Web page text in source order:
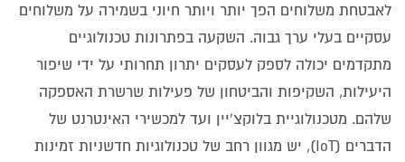
לאבטחת משלוחים הפך יותר ויותר חיוני בשמירה על משלוחים
עסקיים בעלי ערך גבוה. השקעה בפתרונות טכנולוגיים
מתקדמים יכולה לספק לעסקים יתרון תחרותי על ידי שיפור
היעילות, השקיפות והביטחון של פעילות שרשרת האספקה
שלהם. מטכנולוגיית בלוקצ'יין ועד למכשירי האינטרנט של
הדברים (IoT), יש מגוון רחב של טכנולוגיות חדשניות זמינות